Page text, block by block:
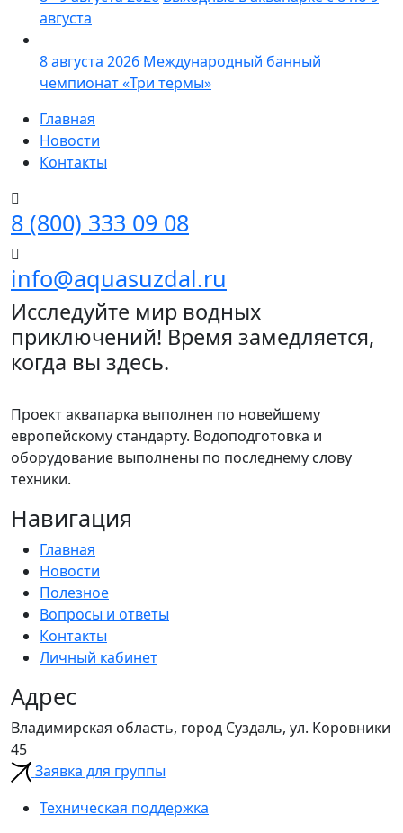
августа
8 августа 2026 Международный банный
чемпионат «Три термы»
Главная
Новости
Контакты
8 (800) 333 09 08
info@aquasuzdal.ru
Исследуйте мир водных
приключений! Время замедляется,
когда вы здесь.
Проект аквапарка выполнен по новейшему
европейскому стандарту. Водоподготовка и
оборудование выполнены по последнему слову
техники.
Навигация
Главная
Новости
Полезное
Вопросы и ответы
Контакты
Личный кабинет
Адрес
Владимирская область, город Суздаль, ул. Коровники
45
Заявка для группы
Техническая поддержка